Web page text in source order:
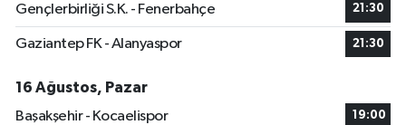
Gençlerbirliği S.K. - Fenerbahçe 21:30
Gaziantep FK - Alanyaspor 21:30
16 Ağustos, Pazar
Başakşehir - Kocaelispor
19:00